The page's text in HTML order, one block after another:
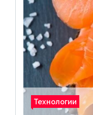
Технологии